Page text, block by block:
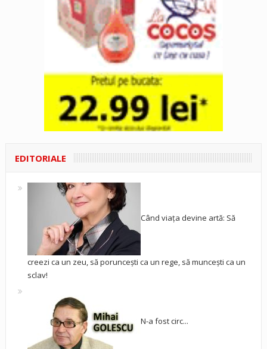
EDITORIALE
Când viața devine artă: Să
creezi ca un zeu, să poruncești ca un rege, să muncești ca un
sclav!
N-a fost circ...